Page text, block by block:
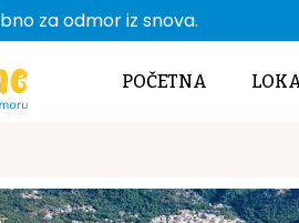
za odmor iz snova.
POČETNA